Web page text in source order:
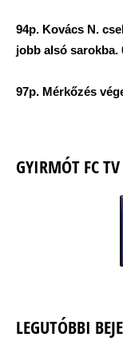
94p. Kovács N.
jobb alsó sarokba.
97p. Mérkőzés
GYIRMÓT FC TV
LEGUTÓBBI